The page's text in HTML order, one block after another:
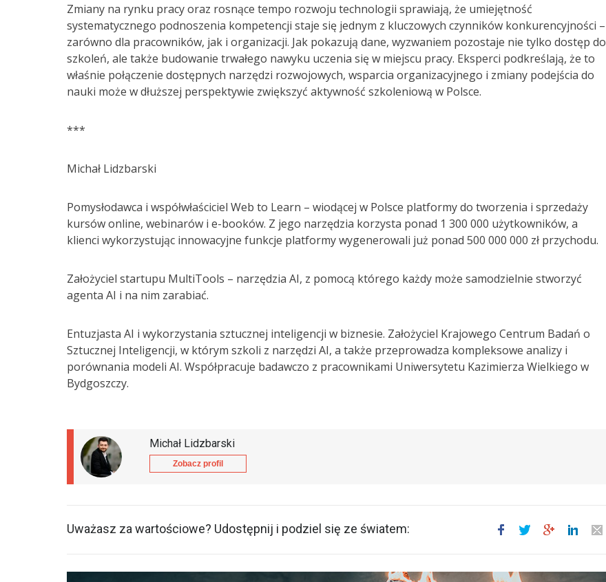
Zmiany na rynku pracy oraz rosnące tempo rozwoju technologii sprawiają, że umiejętność
systematycznego podnoszenia kompetencji staje się jednym z kluczowych czynników konkurencyjności –
zarówno dla pracowników, jak i organizacji. Jak pokazują dane, wyzwaniem pozostaje nie tylko dostęp do
szkoleń, ale także budowanie trwałego nawyku uczenia się w miejscu pracy. Eksperci podkreślają, że to
właśnie połączenie dostępnych narzędzi rozwojowych, wsparcia organizacyjnego i zmiany podejścia do
nauki może w dłuższej perspektywie zwiększyć aktywność szkoleniową w Polsce.
***
Michał Lidzbarski
Pomysłodawca i współwłaściciel Web to Learn – wiodącej w Polsce platformy do tworzenia i sprzedaży
kursów online, webinarów i e-booków. Z jego narzędzia korzysta ponad 1 300 000 użytkowników, a
klienci wykorzystując innowacyjne funkcje platformy wygenerowali już ponad 500 000 000 zł przychodu.
Założyciel startupu MultiTools – narzędzia AI, z pomocą którego każdy może samodzielnie stworzyć
agenta AI i na nim zarabiać.
Entuzjasta AI i wykorzystania sztucznej inteligencji w biznesie. Założyciel Krajowego Centrum Badań o
Sztucznej Inteligencji, w którym szkoli z narzędzi AI, a także przeprowadza kompleksowe analizy i
porównania modeli AI. Współpracuje badawczo z pracownikami Uniwersytetu Kazimierza Wielkiego w
Bydgoszczy.
Michał Lidzbarski
Zobacz profil
Uważasz za wartościowe? Udostępnij i podziel się ze światem: